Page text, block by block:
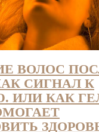
ВОЛОС
СИГНАЛ К
ИЛИ КАК
МОЛОЖЕ